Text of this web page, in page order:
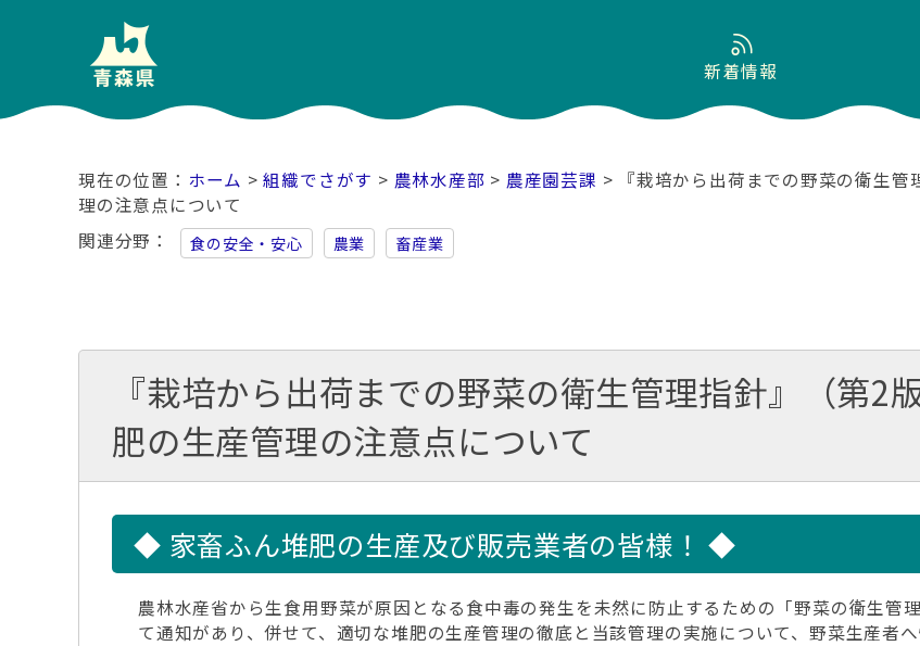
新着情報
ホーム >組織でさがす > 農林水産部 > 農産園芸課 > 『栽培から出荷までの野菜の衛生
理の注意点について
関連分野
食の安全・安心 農業 畜産業
『栽培から出荷までの野菜の衛生管理指針』（第2
肥の生産管理の注意点について
◆ 家畜ふん堆肥の生産及び販売業者の皆様！ ◆
農林水産省から生食用野菜が原因となる食中毒の発生を未然に防止するための「野菜の衛生管
て通知があり、併せて、適切な堆肥の生産管理の徹底と当該管理の実施について、野菜生産者